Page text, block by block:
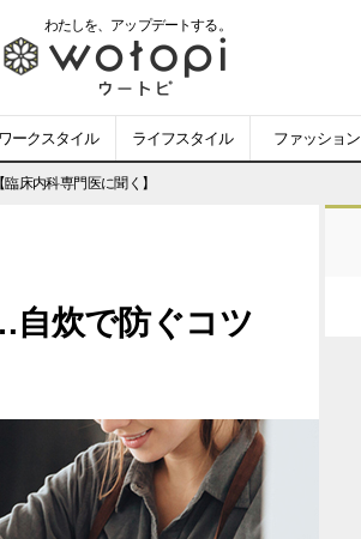
わたしを、 アップデートする。
wotopi
-
ウ
ト
ワークスタイル ライフスタイル ファッション
床内科専門医に聞く】
自炊で防ぐコツ